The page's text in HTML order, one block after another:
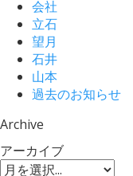
会社
立石
望月
石井
山本
過去のお知らせ
Archive
アーカイブ